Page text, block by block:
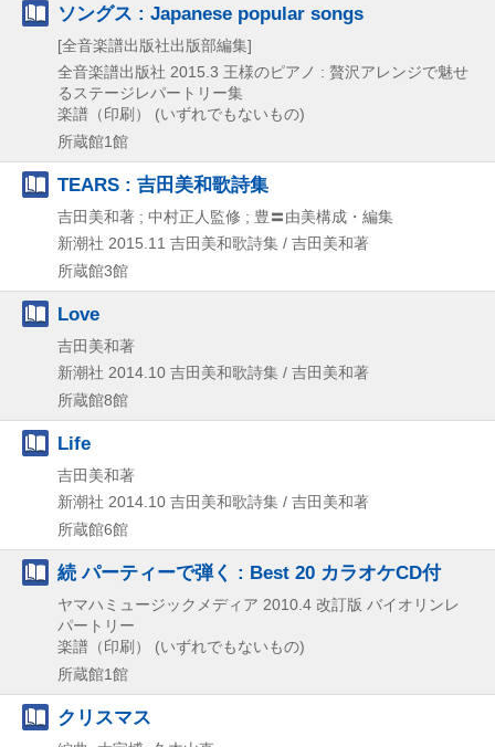
ソングス : Japanese popular songs
[全音楽譜出版社出版部編集]
全音楽譜出版社 2015.3 王様のピアノ : 贅沢アレンジで魅せ
るステージレパートリー集
楽譜（印刷） (いずれでもないもの)
所蔵館1館
TEARS : 吉田美和歌詩集
吉田美和著 ; 中村正人監修 ; 豊〓由美構成・編集
新潮社 2015.11 吉田美和歌詩集 / 吉田美和著
所蔵館3館
Love
吉田美和著
新潮社 2014.10 吉田美和歌詩集 / 吉田美和著
所蔵館8館
Life
吉田美和著
新潮社 2014.10 吉田美和歌詩集 / 吉田美和著
所蔵館6館
続 パーティーで弾く : Best 20 カラオケCD付
ヤマハミュージックメディア 2010.4 改訂版 バイオリンレ
パートリー
楽譜（印刷） (いずれでもないもの)
所蔵館1館
クリスマス